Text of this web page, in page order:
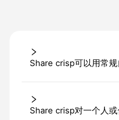
Share crisp可以用常规
Share crisp对一个人